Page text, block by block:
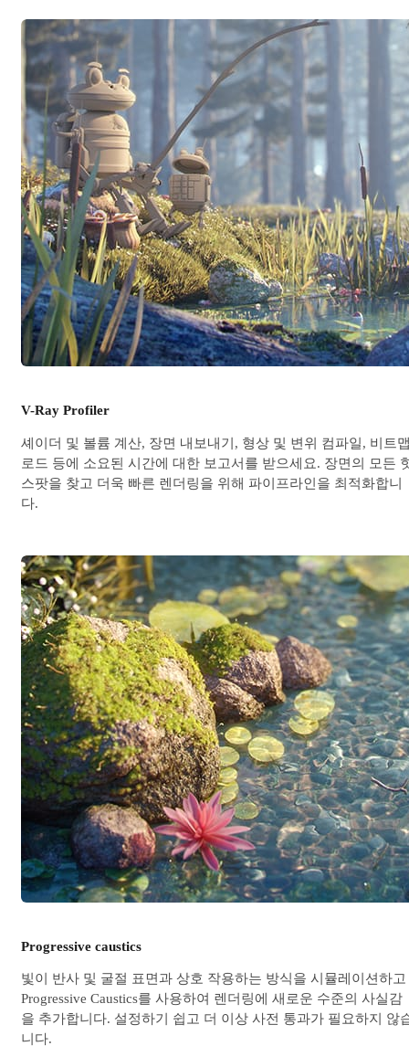
V-Ray Profiler
셰이더 및 볼륨 계산, 장면 내보내기, 형상 및 변위 컴파일, 비트
로드 등에 소요된 시간에 대한 보고서를 받으세요. 장면의 모든
스팟을 찾고 더욱 빠른 렌더링을 위해 파이프라인을 최적화합니
다.
Progressive caustics
빛이 반사 및 굴절 표면과 상호 작용하는 방식을 시뮬레이션하고
Progressive Caustics를 사용하여 렌더링에 새로운 수준의 사실감
을 추가합니다. 설정하기 쉽고 더 이상 사전 통과가 필요하지 않
니다.